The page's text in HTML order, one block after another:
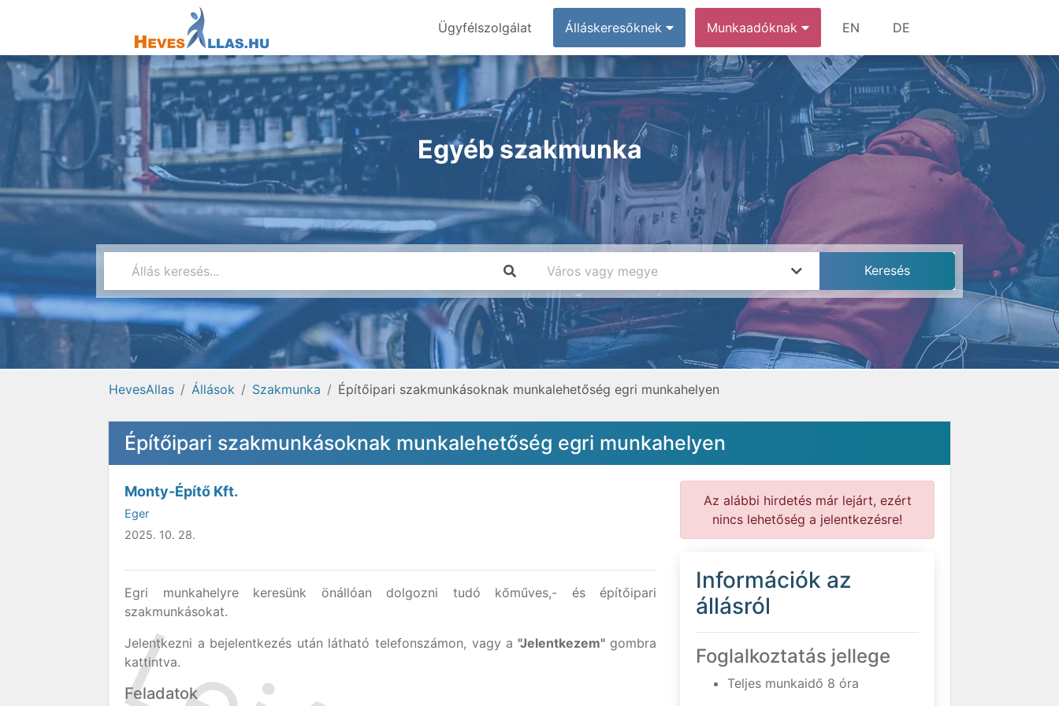
Ügyfélszolgálat Álláskeresőknek Munkaadóknak EN DE
Egyéb szakmunka
HevesAllas Állások Szakmunka Építőipari szakmunkásoknak munkalehetőség egri munkahelyen
Építőipari szakmunkásoknak munkalehetőség egri munkahelyen
Monty-Építő Kft.
Eger
2025. 10. 28.
Egri munkahelyre keresünk önállóan dolgozni tudó kőműves,- és építőipari
szakmunkásokat.
Jelentkezni a bejelentkezés után látható telefonszámon, vagy a "Jelentkezem"gombra
kattintva.
Feladatok
Az alábbi hirdetés már lejárt, ezért
nincs lehetőség a jelentkezésre!
Információk az
állásról
Foglalkoztatás jellege
Teljes munkaidő 8 óra